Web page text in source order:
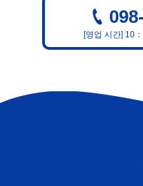
[영업 시간] 10